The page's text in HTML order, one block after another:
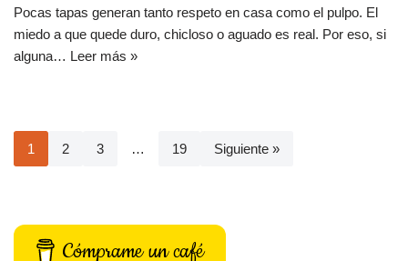
Pocas tapas generan tanto respeto en casa como el pulpo. El
miedo a que quede duro, chicloso o aguado es real. Por eso, si
alguna… Leer más »
1 2 3 … 19 Siguiente »
Cómprame un café